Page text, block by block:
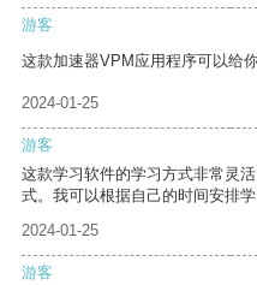
游客
这款加速器VPM应用程序可以给
2024-01-25
游客
这款学习软件的学习方式非常灵
式。我可以根据自己的时间安排学
2024-01-25
游客